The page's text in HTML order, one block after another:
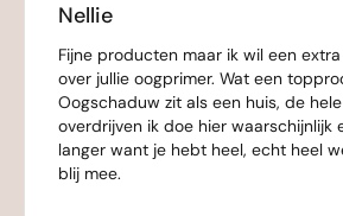
Nellie
Fijne producten maar ik wil een
over jullie oogprimer. Wat een
Oogschaduw zit als een huis, de
overdrijven ik doe hier waarschijnlijk
langer want je hebt heel, echt heel
blij mee.